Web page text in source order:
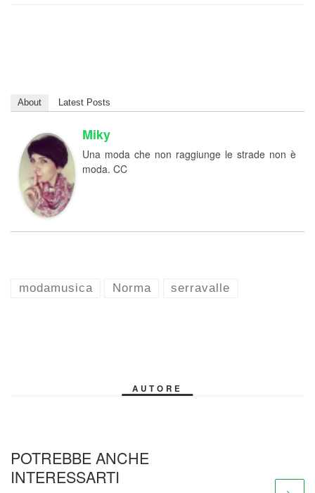
About Latest Posts
Miky
Una moda che non raggiunge le strade non è
moda. CC
modamusica Norma serravalle
AUTORE
POTREBBE ANCHE
INTERESSARTI